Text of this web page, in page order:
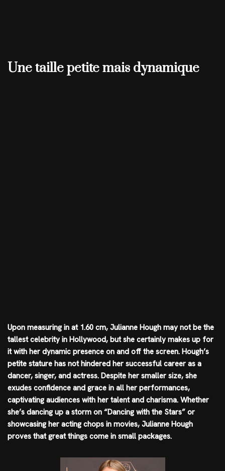
Une taille petite mais dynamique
Upon measuring in at 1.60 cm, Julianne Hough may not be the
tallest celebrity in Hollywood, but she certainly makes up for
it with her dynamic presence on and off the screen. Hough’s
petite stature has not hindered her successful career as a
dancer, singer, and actress. Despite her smaller size, she
exudes confidence and grace in all her performances,
captivating audiences with her talent and charisma. Whether
she’s dancing up a storm on “Dancing with the Stars” or
showcasing her acting chops in movies, Julianne Hough
proves that great things come in small packages.